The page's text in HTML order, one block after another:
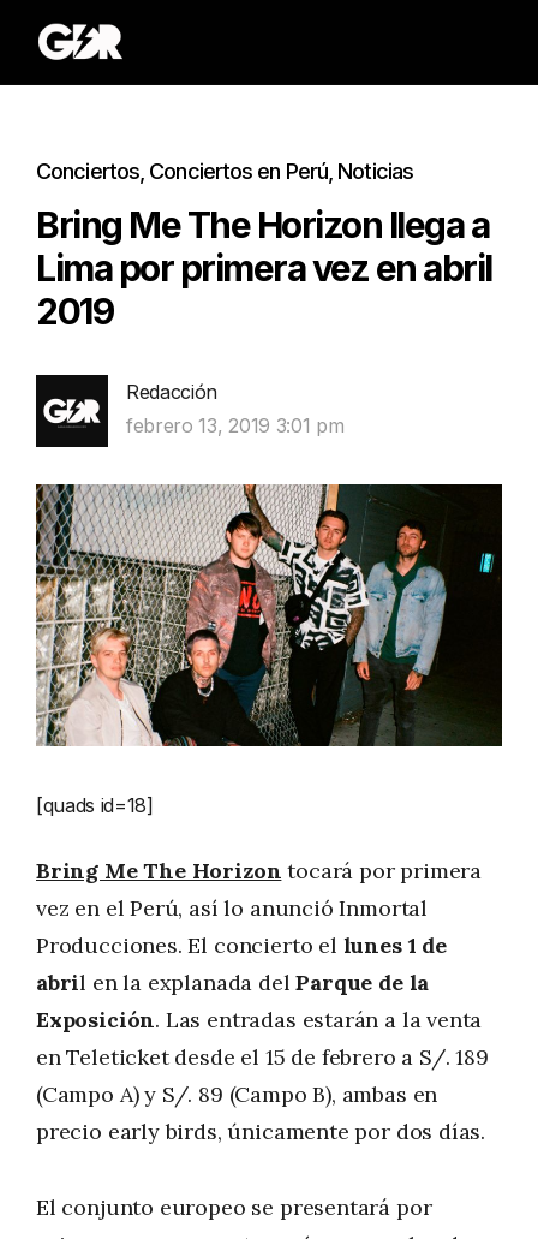
Conciertos Conciertos en Perú Noticias
Bring Me The Horizon llega a
Lima por primera vez en abril
2019
Redacción
febrero 13, 2019 3:01 pm
[quads id=18]
Bring Me The Horizon tocará por primera
vez en el Perú, así lo anunció Inmortal
Producciones. El concierto el lunes 1 de
abril en la explanada delParque de la
Exposición. Las entradas estarán a la venta
en Teleticket desde el 15 de febrero a S/. 189
(Campo A) y S/. 89 (Campo B), ambas en
precio early birds, únicamente por dos días.
El conjunto europeo se presentará por